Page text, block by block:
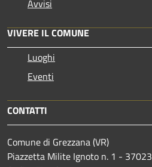
Avvisi
VIVERE IL COMUNE
Luoghi
Eventi
CONTATTI
Comune di Grezzana (VR)
Piazzetta Milite Ignoto n. 1 - 37023